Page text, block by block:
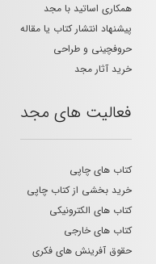
همکاری اساتید با مجد
پیشنهاد انتشار کتاب یا مقاله
حروفچینی و طراحی
خرید آثار مجد
فعالیت های مجد
کتاب های چاپی
خرید بخشی از کتاب چاپی
کتاب های الکترونیکی
کتاب های خارجی
حقوق آفرینش های فکری